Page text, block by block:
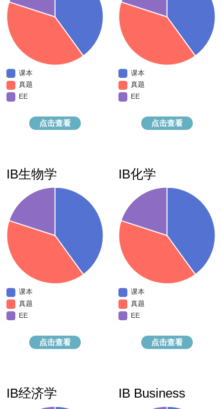
课本
真题
课本
真题
点击查看
IB ToK
课本
真题
IB内部评估
课本
真题
点击查看